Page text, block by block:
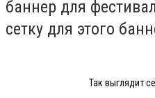
баннер для
сетку для этого
Так выглядит